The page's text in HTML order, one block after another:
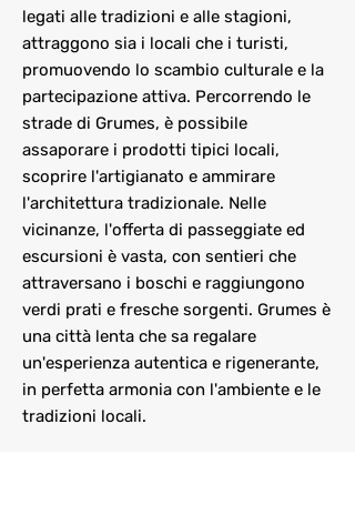
legati alle tradizioni e alle stagioni,
attraggono sia i locali che i turisti,
promuovendo lo scambio culturale e la
partecipazione attiva. Percorrendo le
strade di Grumes, è possibile
assaporare i prodotti tipici locali,
scoprire l'artigianato e ammirare
l'architettura tradizionale. Nelle
vicinanze, l'offerta di passeggiate ed
escursioni è vasta, con sentieri che
attraversano i boschi e raggiungono
verdi prati e fresche sorgenti. Grumes è
una città lenta che sa regalare
un'esperienza autentica e rigenerante,
in perfetta armonia con l'ambiente e le
tradizioni locali.